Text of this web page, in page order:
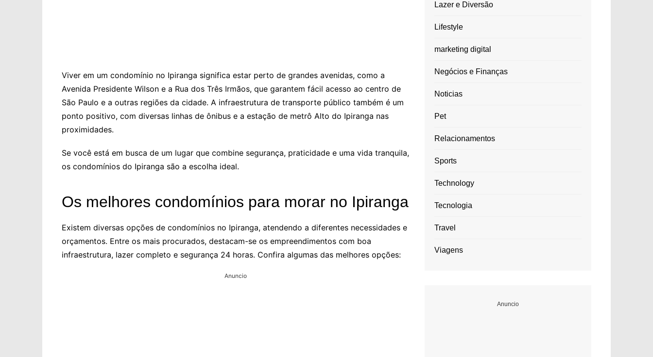
Viver em um condomínio no Ipiranga significa estar perto de grandes avenidas, como a
Avenida Presidente Wilson e a Rua dos Três Irmãos, que garantem fácil acesso ao centro de
São Paulo e a outras regiões da cidade. A infraestrutura de transporte público também é um
ponto positivo, com diversas linhas de ônibus e a estação de metrô Alto do Ipiranga nas
proximidades.
Se você está em busca de um lugar que combine segurança, praticidade e uma vida tranquila,
os condomínios do Ipiranga são a escolha ideal.
Os melhores condomínios para morar no Ipiranga
Existem diversas opções de condomínios no Ipiranga, atendendo a diferentes necessidades e
orçamentos. Entre os mais procurados, destacam-se os empreendimentos com boa
infraestrutura, lazer completo e segurança 24 horas. Confira algumas das melhores opções:
Anuncio
Lazer e Diversão
Lifestyle
marketing digital
Negócios e Finanças
Noticias
Pet
Relacionamentos
Sports
Technology
Tecnologia
Travel
Viagens
Anuncio